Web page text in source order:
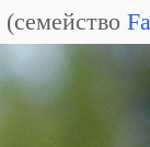
(семейство